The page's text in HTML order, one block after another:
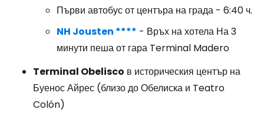
Първи автобус от центъра на града - 6:40 ч.
NH Jousten **** - Връх на хотела На 3
минути пеша от гара Terminal Madero
Terminal Obelisco в историческия център на
Буенос Айрес (близо до Обелиска и Teatro
Colón)